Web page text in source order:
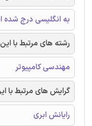
به انگلیسی درج
رشته های مرتبط با
مهندسی کامپیوتر
گرایش های مرتبط با
رایانش ابری